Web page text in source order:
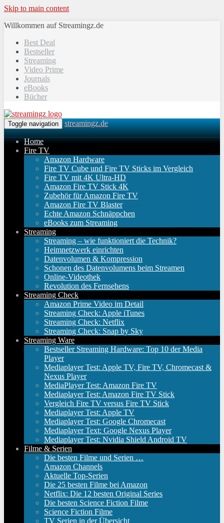
Skip to main content
Willkommen auf Streamingz.de
Best Deal
Bestseller
Streaming
Video Prime
Journals
eBooks
Bücher
Toggle navigation streamingz.de
Home
Fire TV
Amazon Hardware
Fire TV Cube und Fire TV Sticks im Vergleich
Fire TV mit 4K Ultra-HD
Amazon Fire TV Stick 4K
Zubehör für Amazon Fire TV
Amazon Fire TV Blaster
Echte Amazon Schnäppchen
eBooks zum Streaming
Streaming
Streaming – wie funktioniert die Technik?
Heimnetzwerk einrichten
Datenvolumen & Kompression
Schonen des Datenvolumens beim Streamen
Online-Videothek
Revolution des Fernsehens
Streaming Check
Amazon Prime Video im Detail
Streaming Check: Apple iTunes
Streaming Check: Netflix
Streaming Check: Snap by Sky
Streaming Ware
Bestseller Streaming Hardware: Top 10 der Media
Player
Mediaplayer Test: Apple TV, Fire TV, Chromecast &
Nexus Player
MediaPlayer Test: Amazon Fire TV
Mediaplayer Test: Amazon Fire TV Stick
Vergleich Fire TV versus Fire TV Stick
Mediaplayer Test: Apple TV
Mediaplayer Test: Google Chromecast
Mediaplayer Text: Google Nexus Player
Mediaplayer Test: Nvidia Shield Android TV
Filme & Serien
Die besten Filme und Serien …
Amazon Channels
Aktuelle Top-Serien
Die 25 besten Filme bei Amazon
Netflix: Die 12 besten Original Series
Die besten Science Fiction Filme
Science Fiction Filme
TV Serien in der Übersicht